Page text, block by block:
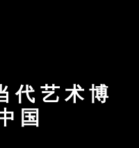
代艺术博
国